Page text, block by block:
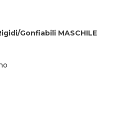
Gonfiabili MASCHILE